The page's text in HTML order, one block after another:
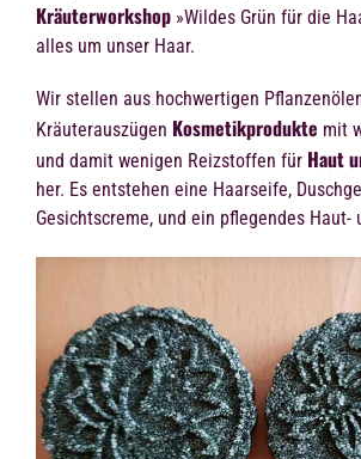
Kräuterworkshop »Wildes Grün für die
alles um unser Haar.
Wir stellen aus hochwertigen
Kräuterauszügen Kosmetikprodukte mit
und damit wenigen Reizstoffen für Haut
her. Es entstehen eine Haarseife,
Gesichtscreme, und ein pflegendes Haut-